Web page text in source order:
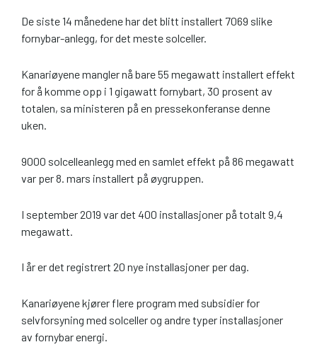
De siste 14 månedene har det blitt installert 7069 slike
fornybar-anlegg, for det meste solceller.
Kanariøyene mangler nå bare 55 megawatt installert effekt
for å komme opp i 1 gigawatt fornybart, 30 prosent av
totalen, sa ministeren på en pressekonferanse denne
uken.
9000 solcelleanlegg med en samlet effekt på 86 megawatt
var per 8. mars installert på øygruppen.
I september 2019 var det 400 installasjoner på totalt 9,4
megawatt.
I år er det registrert 20 nye installasjoner per dag.
Kanariøyene kjører flere program med subsidier for
selvforsyning med solceller og andre typer installasjoner
av fornybar energi.